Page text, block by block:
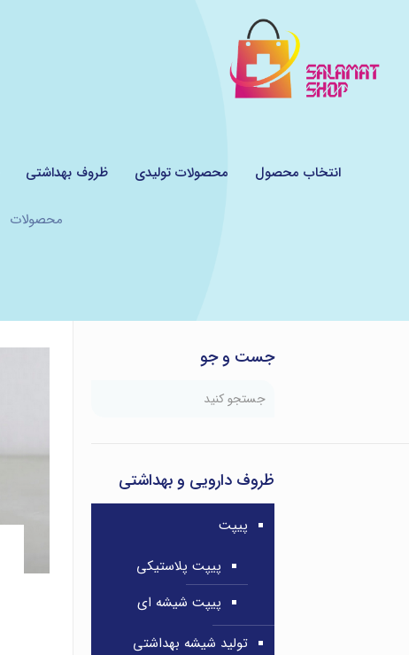
انتخاب محصول محصولات تولیدی ظروف بهداشتی
محصولات
جست و جو
ظروف دارویی و بهداشتی
پیپت
پیپت پلاستیکی
پیپت شیشه ای
تولید شیشه بهداشتی